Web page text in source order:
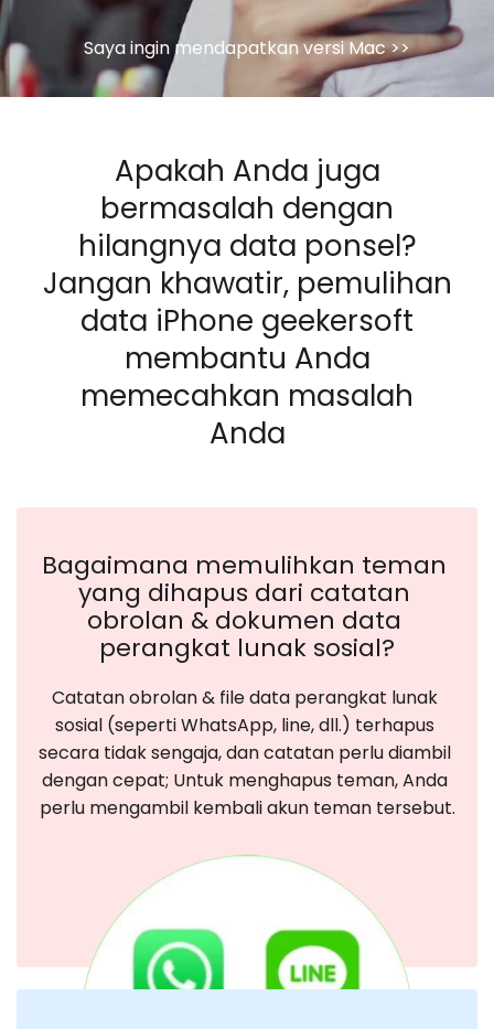
Saya ingin mendapatkan versi Mac >>
Apakah Anda juga
bermasalah dengan
hilangnya data ponsel?
Jangan khawatir, pemulihan
data iPhone geekersoft
membantu Anda
memecahkan masalah
Anda
Bagaimana memulihkan teman
yang dihapus dari catatan
obrolan & dokumen data
perangkat lunak sosial?
Catatan obrolan & file data perangkat lunak
sosial (seperti WhatsApp, line, dll.) terhapus
secara tidak sengaja, dan catatan perlu diambil
dengan cepat; Untuk menghapus teman, Anda
perlu mengambil kembali akun teman tersebut.